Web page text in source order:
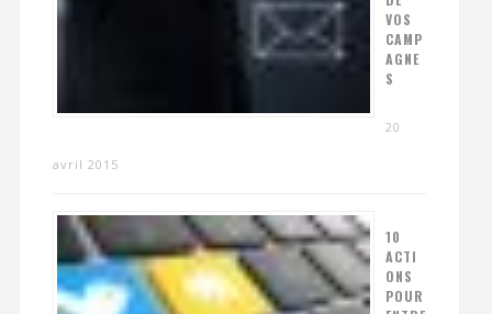
VOS
CAMP
AGNE
S
20
avril 2015
10
ACTI
ONS
POUR